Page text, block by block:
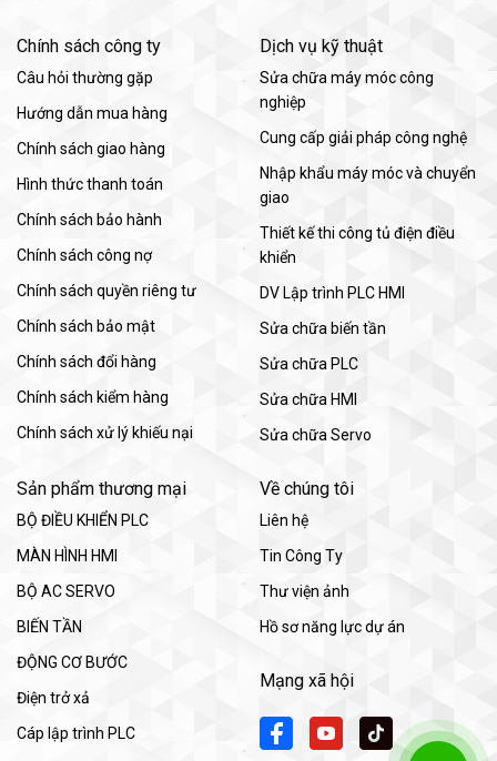
Chính sách công ty
Câu hỏi thường gặp
Hướng dẫn mua hàng
Chính sách giao hàng
Hình thức thanh toán
Chính sách bảo hành
Chính sách công nợ
Chính sách quyền riêng tư
Chính sách bảo mật
Chính sách đổi hàng
Chính sách kiểm hàng
Chính sách xử lý khiếu nại
Dịch vụ kỹ thuật
Sửa chữa máy móc công
nghiệp
Cung cấp giải pháp công nghệ
Nhập khẩu máy móc và chuyển
giao
Thiết kế thi công tủ điện điều
khiển
DV Lập trình PLC HMI
Sửa chữa biến tần
Sửa chữa PLC
Sửa chữa HMI
Sửa chữa Servo
Sản phẩm thương mại
BỘ ĐIỀU KHIỂN PLC
MÀN HÌNH HMI
BỘ AC SERVO
BIẾN TẦN
ĐỘNG CƠ BƯỚC
Điện trở xả
Cáp lập trình PLC
Về chúng tôi
Liên hệ
Tin Công Ty
Thư viện ảnh
Hồ sơ năng lực dự án
Mạng xã hội